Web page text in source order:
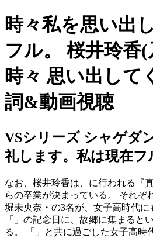
時々私を思い出
フル。 桜井玲香(
時々 思い出して
詞&動画視聴
VSシリーズ シャゲダ
礼します。私は現在フ
なお、桜井玲香は、に行われる『
らの卒業が決まっている。 それぞ
堀未央奈・の3名が、女子高時代に
「」の記念日に、故郷に集まると
る。 「」と共に過ごした女子高時